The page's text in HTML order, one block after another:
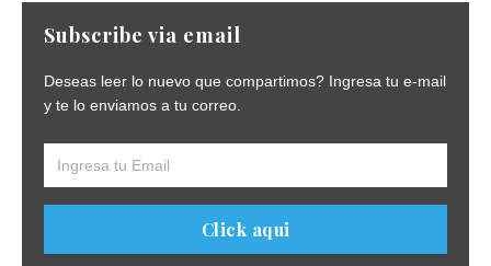
Subscribe via email
Deseas leer lo nuevo que compartimos? Ingresa tu e-mail
y te lo enviamos a tu correo.